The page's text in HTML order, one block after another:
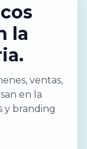
la
ventas,
en la
y branding